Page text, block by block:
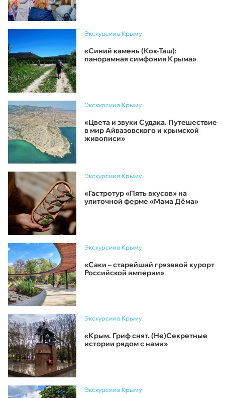
Экскурсии в Крыму
«Синий камень (Кок-Таш):
панорамная симфония Крыма»
Экскурсии в Крыму
«Цвета и звуки Судака. Путешествие
в мир Айвазовского и крымской
живописи»
Экскурсии в Крыму
«Гастротур «Пять вкусов» на
улиточной ферме «Мама Дёма»
Экскурсии в Крыму
«Саки – старейший грязевой курорт
Российской империи»
Экскурсии в Крыму
«Крым. Гриф снят. (Не)Секретные
истории рядом с нами»
Экскурсии в Крыму